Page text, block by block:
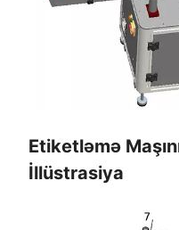
Etiketləmə
İllüstrasiya